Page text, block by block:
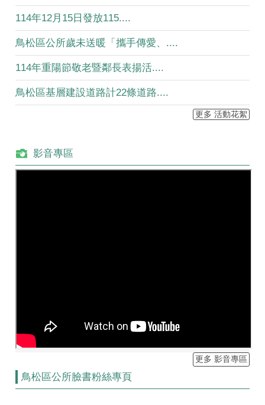
114年12月15日發放115....
鳥松區公所歲未送暖「攜手傳愛、....
114年重陽節敬老暨鄰長表揚活....
鳥松區基層建設道路計22條道路....
更多 活動花絮
影音專區
更多 影音專區
鳥松區公所臉書粉絲專頁